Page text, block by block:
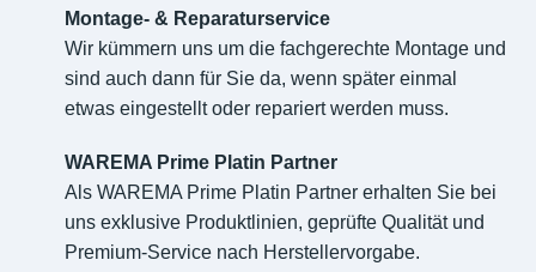
Montage- & Reparaturservice
Wir kümmern uns um die fachgerechte Montage und
sind auch dann für Sie da, wenn später einmal
etwas eingestellt oder repariert werden muss.
WAREMA Prime Platin Partner
Als WAREMA Prime Platin Partner erhalten Sie bei
uns exklusive Produktlinien, geprüfte Qualität und
Premium-Service nach Herstellervorgabe.